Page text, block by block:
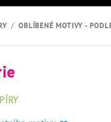
/ OBLÍBENÉ MOTIVY -